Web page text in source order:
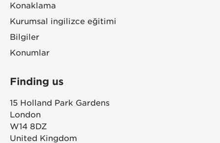
Konaklama
Kurumsal ingilizce eğitimi
Bilgiler
Konumlar
Finding us
15 Holland Park Gardens
London
W14 8DZ
United Kingdom